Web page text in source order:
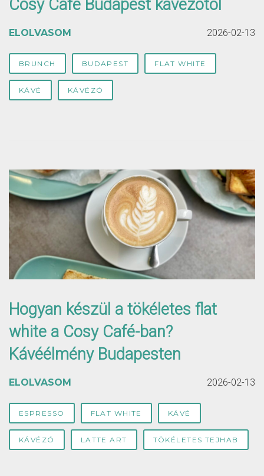
Cosy Café Budapest kávézótól
ELOLVASOM 2026-02-13
BRUNCH BUDAPEST FLAT WHITE
KÁVÉ KÁVÉZÓ
Hogyan készül a tökéletes flat
white a Cosy Café-ban?
Kávéélmény Budapesten
ELOLVASOM 2026-02-13
ESPRESSO FLAT WHITE KÁVÉ
KÁVÉZÓ LATTE ART TÖKÉLETES TEJHAB